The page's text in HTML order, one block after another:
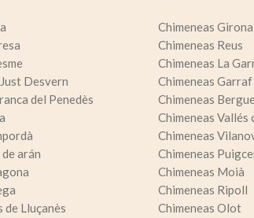
Chimeneas Girona
Chimeneas Reus
Chimeneas La
Desvern
Chimeneas Garraf
del Penedès
Chimeneas
Chimeneas Vallés
Chimeneas
arán
Chimeneas
Chimeneas Moià
Chimeneas Ripoll
de Lluçanès
Chimeneas Olot